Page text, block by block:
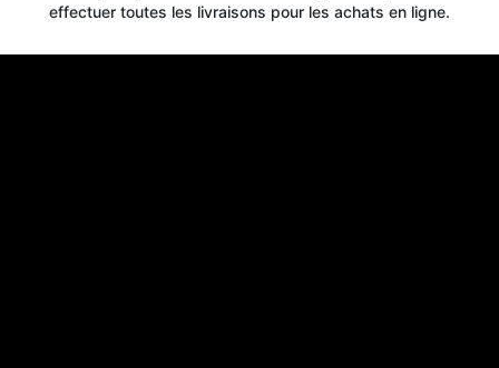
effectuer toutes les livraisons pour les achats en ligne.